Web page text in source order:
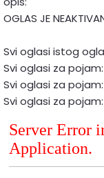
OGLAS JE
Svi oglasi istog
Svi oglasi za pojam:
Svi oglasi za pojam:
Svi oglasi za pojam: